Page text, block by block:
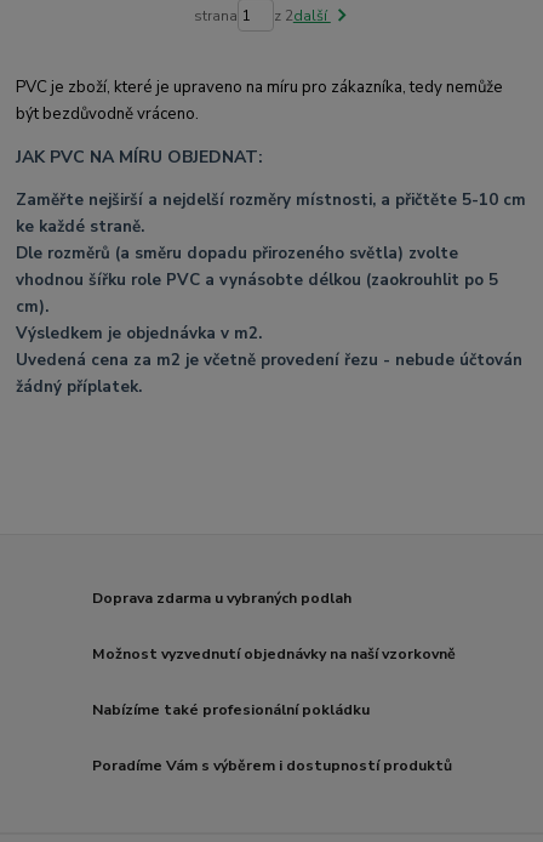
strana z 2další
PVC je zboží, které je upraveno na míru pro zákazníka, tedy nemůže
být bezdůvodně vráceno.
JAK PVC NA MÍRU OBJEDNAT:
Zaměřte nejširší a nejdelší rozměry místnosti, a přičtěte 5-10 cm
ke každé straně.
Dle rozměrů (a směru dopadu přirozeného světla) zvolte
vhodnou šířku role PVC a vynásobte délkou (zaokrouhlit po 5
cm).
Výsledkem je objednávka v m2.
Uvedená cena za m2 je včetně provedení řezu - nebude účtován
žádný příplatek.
Doprava zdarma u vybraných podlah
Možnost vyzvednutí objednávky na naší vzorkovně
Nabízíme také profesionální pokládku
Poradíme Vám s výběrem i dostupností produktů